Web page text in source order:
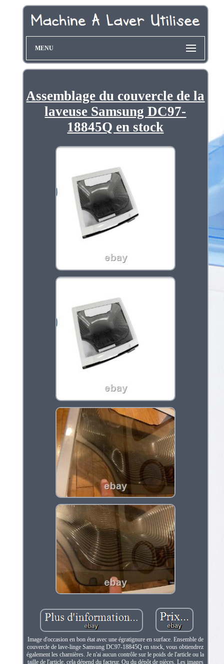
MENU
Assemblage du couvercle de la
laveuse Samsung DC97-
18845Q en stock
Image d'occasion en bon état avec une égratignure en surface. Ensemble de
couvercle de lave-linge Samsung DC97-18845Q en stock, vous obtiendrez
également les charnières. Je n'ai aucun contrôle sur le poids de l'article ou la
taille de l'article, cela dépend du facteur. Ou du dépôt de pièces. Les images